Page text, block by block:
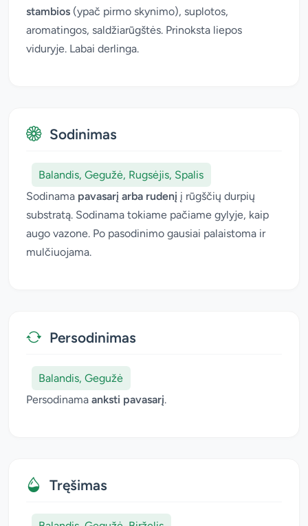
stambios (ypač pirmo skynimo), suplotos,
aromatingos, saldžiarūgštės. Prinoksta liepos
viduryje. Labai derlinga.
Sodinimas
Balandis, Gegužė, Rugsėjis, Spalis
Sodinama pavasarį arba rudenį į rūgščių durpių
substratą. Sodinama tokiame pačiame gylyje, kaip
augo vazone. Po pasodinimo gausiai palaistoma ir
mulčiuojama.
Persodinimas
Balandis, Gegužė
Persodinama anksti pavasarį.
Tręšimas